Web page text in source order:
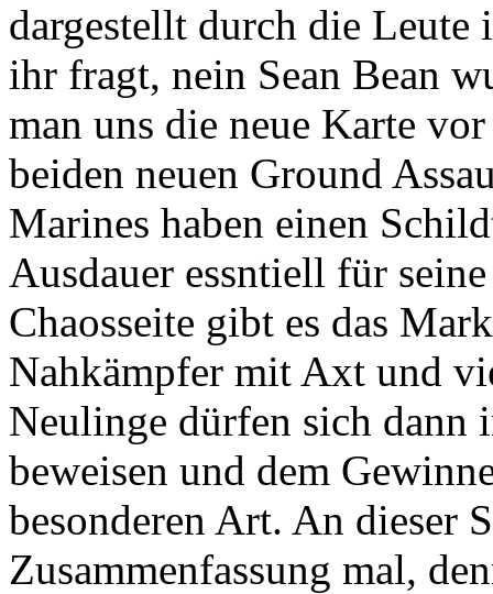
dargestellt durch die
ihr fragt, nein Sean Bean
man uns die neue Karte
beiden neuen Ground
Marines haben einen
Ausdauer essntiell für
Chaosseite gibt es das
Nahkämpfer mit Axt und
Neulinge dürfen sich dann
beweisen und dem
besonderen Art. An dieser
Zusammenfassung mal,